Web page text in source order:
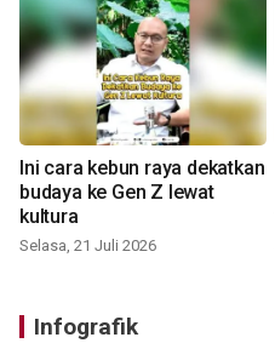
Ini cara kebun raya dekatkan
budaya ke Gen Z lewat
kultura
Selasa, 21 Juli 2026
Infografik